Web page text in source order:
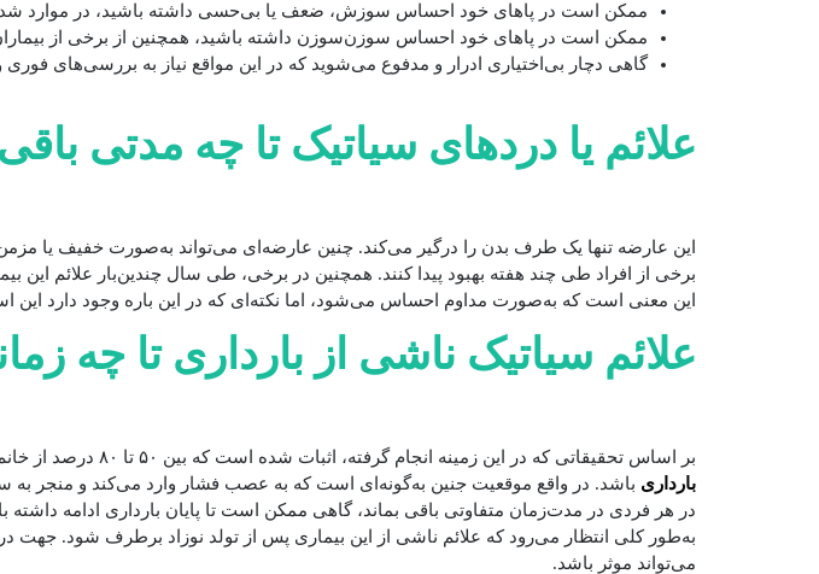
ممکن است در پاهای خود احساس سوزش، ضعف یا بی‌حسی داشته باشید، در موارد
ممکن است در پاهای خود احساس سوزن‌سوزن داشته باشید، همچنین از برخی از
گاهی دچار بی‌اختیاری ادرار و مدفوع می‌شوید که در این مواقع نیاز به بررسی‌های
علائم یا دردهای سیاتیک تا چه مدتی
این عارضه تنها یک طرف بدن را درگیر می‌کند. چنین عارضه‌ای می‌تواند به‌صورت خفیف یا
برخی از افراد طی چند هفته بهبود پیدا کنند. همچنین در برخی، طی سال چندین‌بار علائم
این معنی است که به‌صورت مداوم احساس می‌شود، اما نکته‌ای که در این باره وجود دارد
علائم سیاتیک ناشی از بارداری تا چه
بر اساس تحقیقاتی که در این زمینه انجام گرفته، اثبات شده است که بین ۵۰ تا ۸۰ درصد از خانم‌های باردار، طی بارداری دچار کمردرد می‌شوند که گاهی ممکن است به‌دلیل
بارداری باشد. در واقع موقعیت جنین به‌گونه‌ای است که به عصب فشار وارد می‌کند و منجر به
در هر فردی در مدت‌زمان متفاوتی باقی بماند، گاهی ممکن است تا پایان بارداری ادامه داشته
به‌طور کلی انتظار می‌رود که علائم ناشی از این بیماری پس از تولد نوزاد برطرف شود. جهت
می‌تواند موثر باشد.